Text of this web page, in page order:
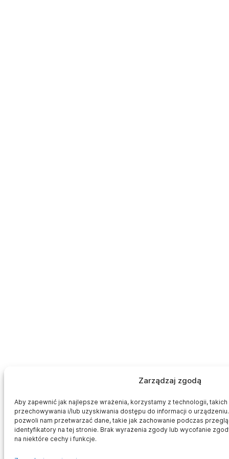
Zarządzaj zgodą
Aby zapewnić jak najlepsze wrażenia, korzystamy z technologii,
przechowywania i/lub uzyskiwania dostępu do informacji o
pozwoli nam przetwarzać dane, takie jak zachowanie podczas
identyfikatory na tej stronie. Brak wyrażenia zgody lub wycofanie
na niektóre cechy i funkcje.